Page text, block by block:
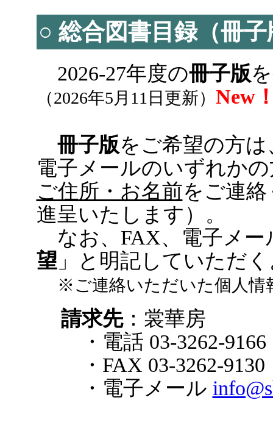
○ 総合図書目録（冊
2026-27年度の冊子版
（2026年5月11日更新） New
冊子版をご希望の方
電子メールのいずれか
ご住所・お名前をご連
進呈いたします）。
なお、FAX、電子メー
望 」と明記していただ
※ご連絡いただいた個人情
請求先：裳華房
・電話 03-3262-9166
・FAX 03-3262-9130
・電子メール